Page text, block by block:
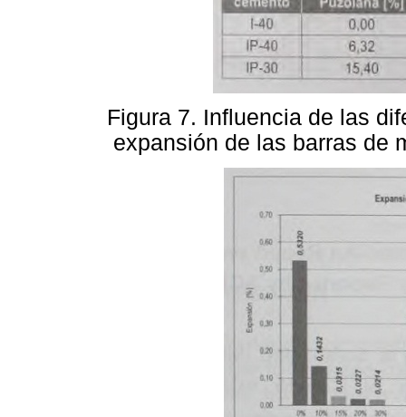
Figura 7. Influencia de las
expansión de las barras de